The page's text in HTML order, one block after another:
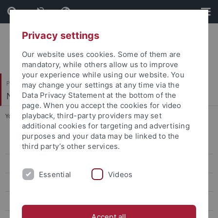
Skip
to
content
Skip
to
footer
Philosophische Fakultät
Neuere Geschichte
You are here: Startseite ... Enite Giovanelli
Prof. Dr. Ewald Frie
Adler, Miriam
Privacy settings
Our website uses cookies. Some of them are
mandatory, while others allow us to improve
your experience while using our website. You
may change your settings at any time via the
Data Privacy Statement at the bottom of the
page. When you accept the cookies for video
playback, third-party providers may set
additional cookies for targeting and advertising
purposes and your data may be linked to the
third party’s other services.
Essential Videos